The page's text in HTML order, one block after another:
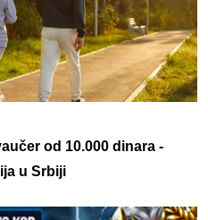
od 10.000 dinara -
u Srbiji